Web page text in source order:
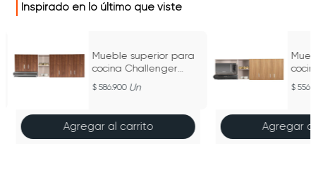
Inspirado en lo último que viste
Mueble superior para
cocina Challenger
1,80M NOLA - SA 31180
MA
586.900 Un
Agregar al carrito
MAM
Agregar